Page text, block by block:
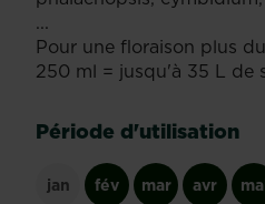
...
Pour une floraison plus
250 ml = jusqu'à 35 L de
Période d'utilisation
jan fév mar avr